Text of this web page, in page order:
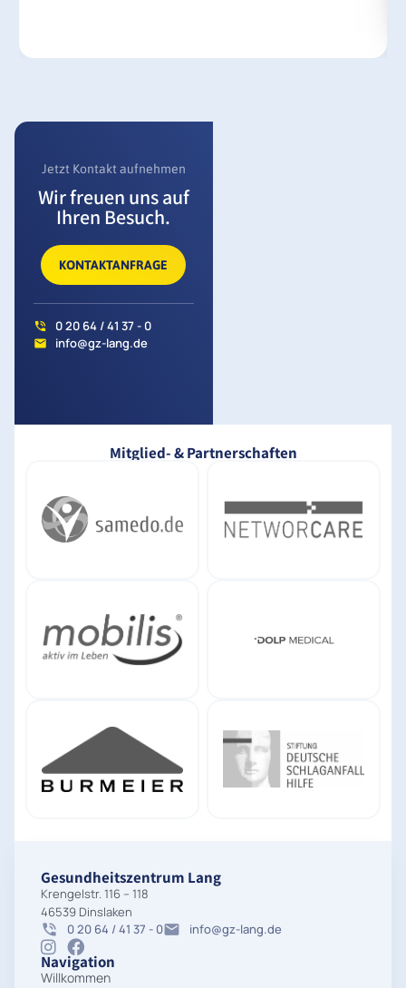
Jetzt Kontakt aufnehmen
Wir freuen uns auf
Ihren Besuch.
KONTAKTANFRAGE
0 20 64 / 41 37 - 0
info@gz-lang.de
Mitglied- & Partnerschaften
Gesundheitszentrum Lang
Krengelstr. 116 – 118
46539 Dinslaken
0 20 64 / 41 37 - 0
info@gz-lang.de
Navigation
Willkommen